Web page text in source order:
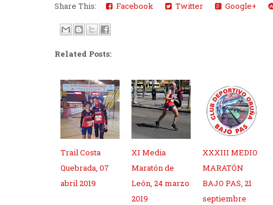
Share This: Facebook Twitter Google+
Related Posts:
Trail Costa
Quebrada, 07
abril 2019
XI Media
Maratón de
León, 24 marzo
2019
XXXIII MEDIO
MARATÓN
BAJO PAS, 21
septiembre